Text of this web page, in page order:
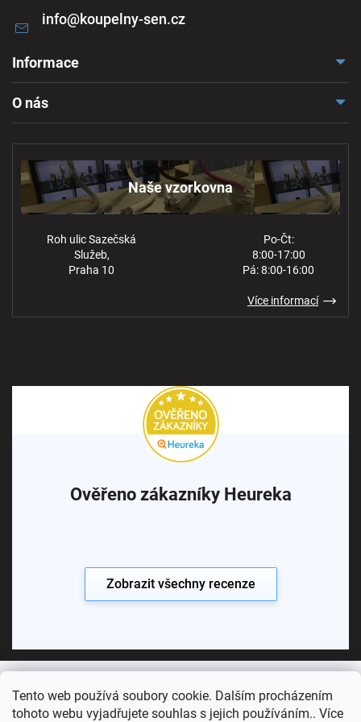
Tento web používá soubory cookie. Dalším procházením
tohoto webu vyjadřujete souhlas s jejich používáním.. Více
info@koupelny-sen.cz
Informace
Ochrana osobních údajů
O nás
Naše vzorkovna
Roh ulic Sazečská
Služeb,
Praha 10
Po-Čt:
8:00-17:00
Pá: 8:00-16:00
Více informací
Ověřeno zákazníky Heureka
Zobrazit všechny recenze
Copyright 2026Koupelny SEN. Všechna práva vyhrazena.